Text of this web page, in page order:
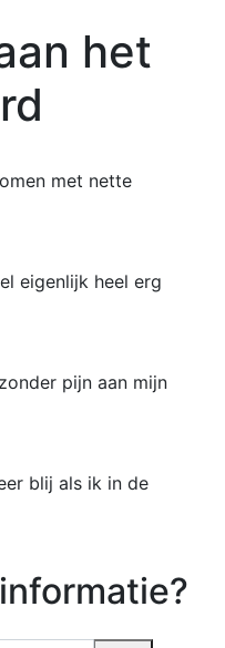
het
met nette
eigenlijk heel erg
pijn aan mijn
blij als ik in de